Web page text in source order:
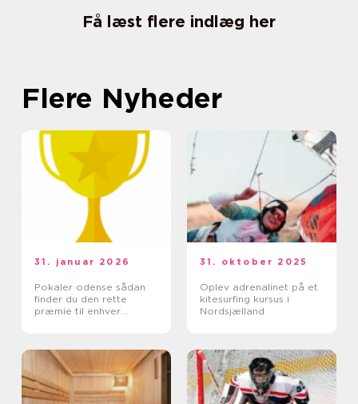
Få læst flere indlæg her
Flere Nyheder
31. januar 2026
Pokaler odense sådan
finder du den rette
præmie til enhver
31. oktober 2025
Oplev adrenalinet på et
kitesurfing kursus i
Nordsjælland